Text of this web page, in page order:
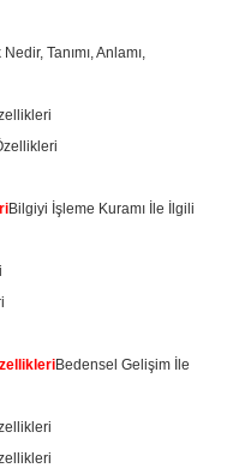
Tanımı, Anlamı,
Bilgiyi İşleme Kuramı İle İlgili
Bedensel Gelişim İle